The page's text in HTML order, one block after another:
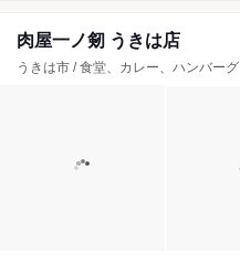
肉屋一ノ剱 うきは店
うきは市 / 食堂、カレー、ハンバーグ